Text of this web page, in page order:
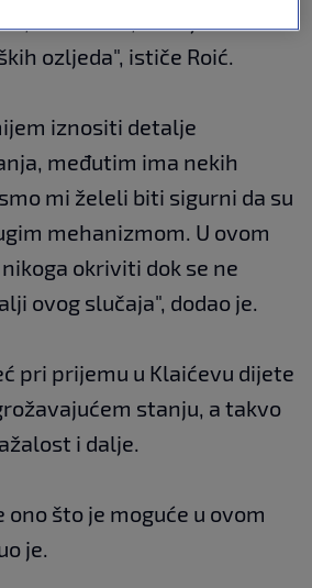
ozljeda", ističe Roić.
iznositi detalje
međutim ima nekih
mi želeli biti sigurni da su
mehanizmom. U ovom
okriviti dok se ne
ovog slučaja", dodao je.
pri prijemu u Klaićevu dijete
stanju, a takvo
i dalje.
ono što je moguće u ovom
je.